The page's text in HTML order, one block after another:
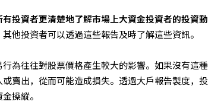
投資者更清楚地了解市場上大資金投資者的投資動
他投資者可以透過這些報告及時了解這些資訊。
為往往對股票價格產生較大的影響。如果沒有這種
賣出，從而可能造成損失。透過大戶報告製度，投
操縱。